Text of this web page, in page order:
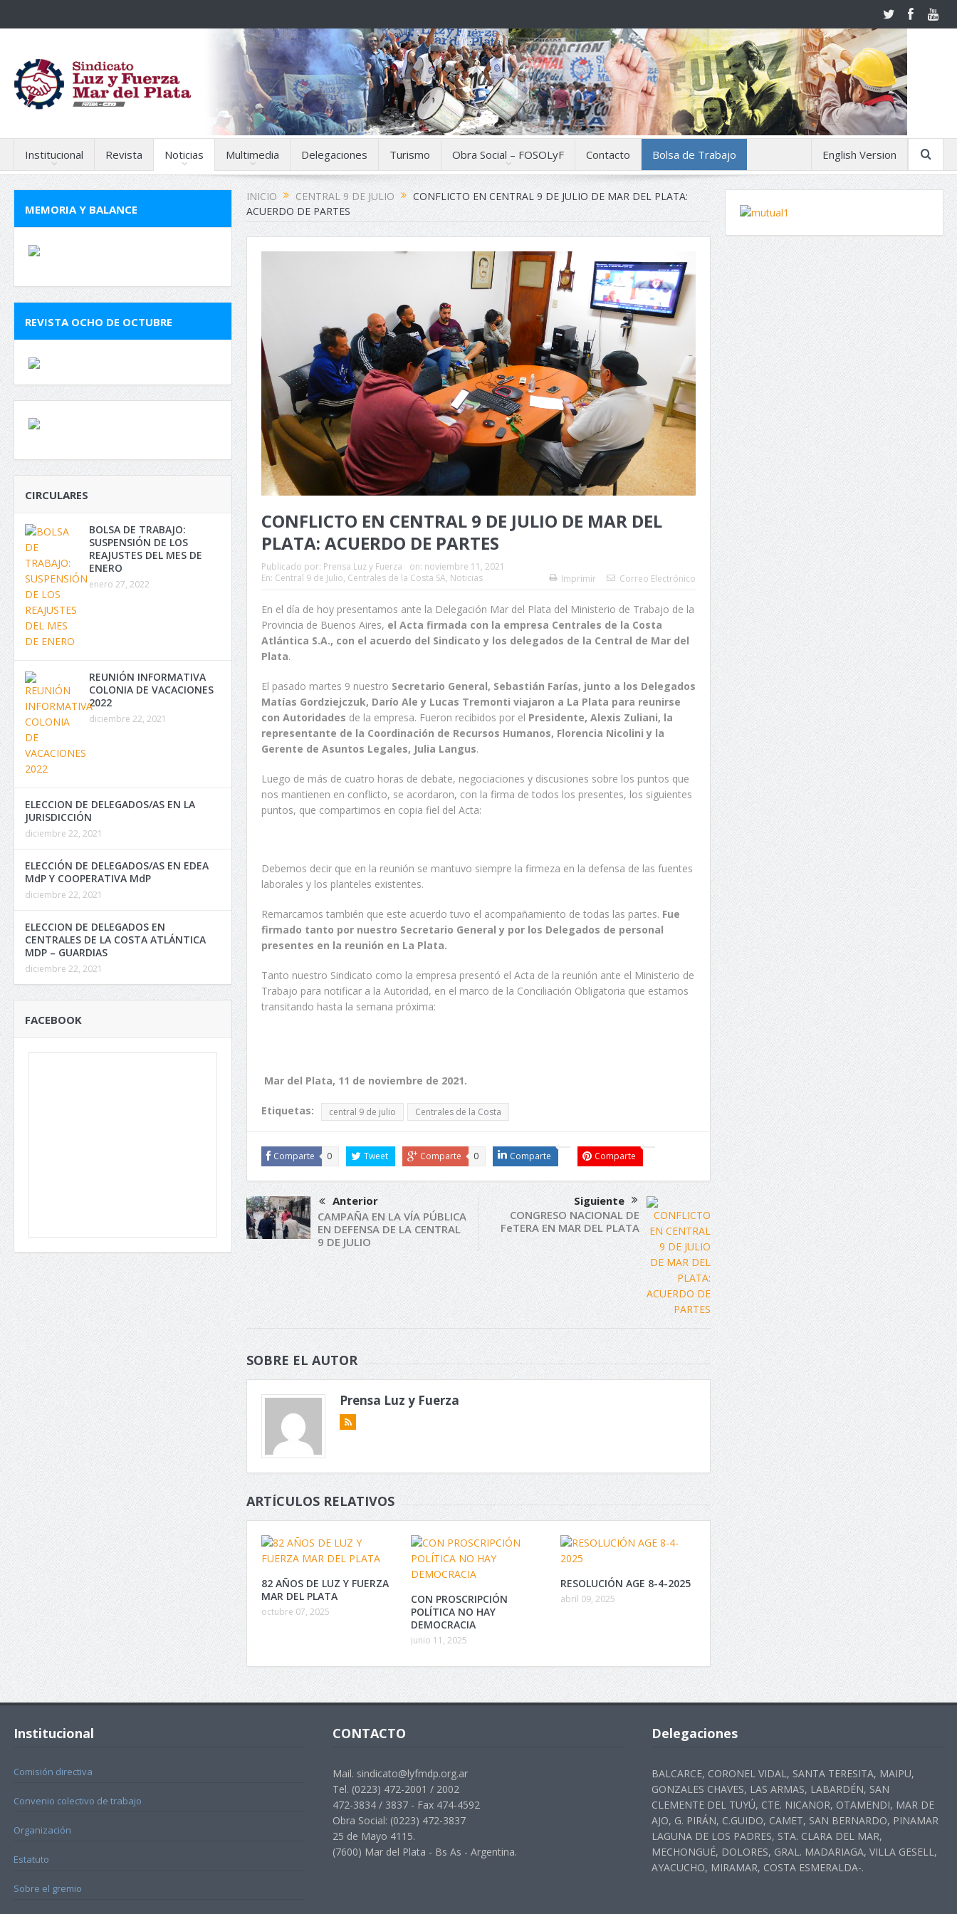
Institucional Revista Noticias Multimedia Delegaciones Turismo Obra Social – FOSOLyF Contacto Bolsa de Trabajo English Version
INICIO CENTRAL 9 DE JULIO
CONFLICTO EN CENTRAL 9 DE JULIO DE MAR DEL PLATA:
ACUERDO DE PARTES
CONFLICTO EN CENTRAL 9 DE JULIO DE MAR DEL
PLATA: ACUERDO DE PARTES
Publicado por: Prensa Luz y Fuerza on: noviembre 11, 2021
En: Central 9 de Julio, Centrales de la Costa SA, Noticias Imprimir Correo Electrónico
En el día de hoy presentamos ante la Delegación Mar del Plata del Ministerio de Trabajo de la
Provincia de Buenos Aires, el Acta firmada con la empresa Centrales de la Costa
Atlántica S.A., con el acuerdo del Sindicato y los delegados de la Central de Mar del
Plata.
El pasado martes 9 nuestro Secretario General, Sebastián Farías, junto a los Delegados
Matías Gordziejczuk, Darío Ale y Lucas Tremonti viajaron a La Plata para reunirse
con Autoridades de la empresa. Fueron recibidos por el Presidente, Alexis Zuliani, la
representante de la Coordinación de Recursos Humanos, Florencia Nicolini y la
Gerente de Asuntos Legales, Julia Langus.
Luego de más de cuatro horas de debate, negociaciones y discusiones sobre los puntos que
nos mantienen en conflicto, se acordaron, con la firma de todos los presentes, los siguientes
puntos, que compartimos en copia fiel del Acta:
Debemos decir que en la reunión se mantuvo siempre la firmeza en la defensa de las fuentes
laborales y los planteles existentes.
Remarcamos también que este acuerdo tuvo el acompañamiento de todas las partes. Fue
firmado tanto por nuestro Secretario General y por los Delegados de personal
presentes en la reunión en La Plata.
Tanto nuestro Sindicato como la empresa presentó el Acta de la reunión ante el Ministerio de
Trabajo para notificar a la Autoridad, en el marco de la Conciliación Obligatoria que estamos
transitando hasta la semana próxima:
Mar del Plata, 11 de noviembre de 2021.
Etiquetas: central 9 de julio Centrales de la Costa
Comparte 0 Tweet Comparte 0 Comparte Comparte
Anterior
CAMPAÑA EN LA VÍA PÚBLICA
EN DEFENSA DE LA CENTRAL
9 DE JULIO
Siguiente
CONGRESO NACIONAL DE
FeTERA EN MAR DEL PLATA
SOBRE EL AUTOR
Prensa Luz y Fuerza
ARTÍCULOS RELATIVOS
82 AÑOS DE LUZ Y FUERZA
MAR DEL PLATA
octubre 07, 2025
CON PROSCRIPCIÓN
POLÍTICA NO HAY
DEMOCRACIA
junio 11, 2025
RESOLUCIÓN AGE 8-4-2025
abril 09, 2025
MEMORIA Y BALANCE
REVISTA OCHO DE OCTUBRE
CIRCULARES
BOLSA DE TRABAJO:
SUSPENSIÓN DE LOS
REAJUSTES DEL MES DE
ENERO
enero 27, 2022
REUNIÓN INFORMATIVA
COLONIA DE VACACIONES
2022
diciembre 22, 2021
ELECCION DE DELEGADOS/AS EN LA
JURISDICCIÓN
diciembre 22, 2021
ELECCIÓN DE DELEGADOS/AS EN EDEA
MdP Y COOPERATIVA MdP
diciembre 22, 2021
ELECCION DE DELEGADOS EN
CENTRALES DE LA COSTA ATLÁNTICA
MDP – GUARDIAS
diciembre 22, 2021
FACEBOOK
Institucional
Comisión directiva
Convenio colectivo de trabajo
Organización
Estatuto
Sobre el gremio
CONTACTO
Mail. sindicato@lyfmdp.org.ar
Tel. (0223) 472-2001 / 2002
472-3834 / 3837 - Fax 474-4592
Obra Social: (0223) 472-3837
25 de Mayo 4115.
(7600) Mar del Plata - Bs As - Argentina.
Delegaciones
BALCARCE, CORONEL VIDAL, SANTA TERESITA, MAIPU,
GONZALES CHAVES, LAS ARMAS, LABARDÉN, SAN
CLEMENTE DEL TUYÚ, CTE. NICANOR, OTAMENDI, MAR DE
AJO, G. PIRÁN, C.GUIDO, CAMET, SAN BERNARDO, PINAMAR
LAGUNA DE LOS PADRES, STA. CLARA DEL MAR,
MECHONGUÉ, DOLORES, GRAL. MADARIAGA, VILLA GESELL,
AYACUCHO, MIRAMAR, COSTA ESMERALDA-.